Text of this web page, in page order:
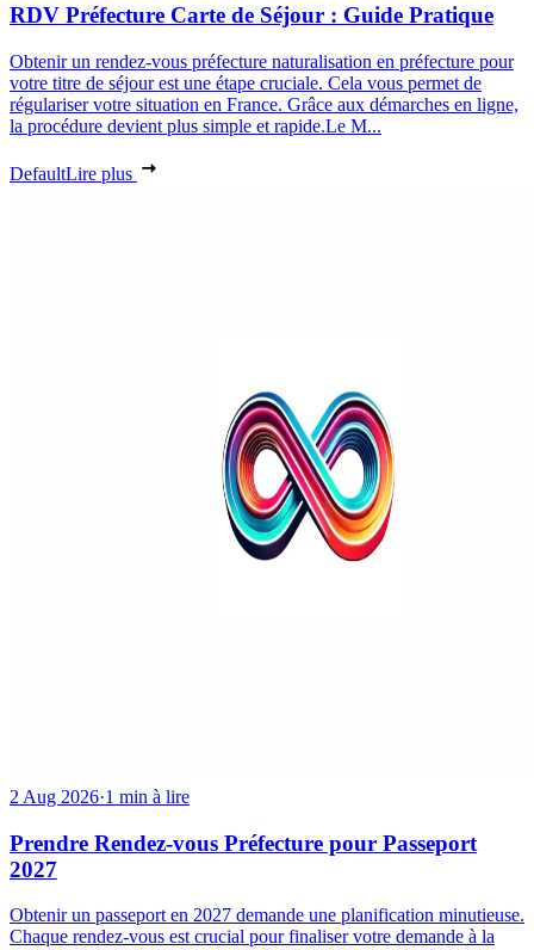
RDV Préfecture Carte de Séjour : Guide Pratique
Obtenir un rendez-vous préfecture naturalisation en préfecture pour
votre titre de séjour est une étape cruciale. Cela vous permet de
régulariser votre situation en France. Grâce aux démarches en ligne,
la procédure devient plus simple et rapide.Le M...
DefaultLire plus
2 Aug 2026·1 min à lire
Prendre Rendez-vous Préfecture pour Passeport
2027
Obtenir un passeport en 2027 demande une planification minutieuse.
Chaque rendez-vous est crucial pour finaliser votre demande à la